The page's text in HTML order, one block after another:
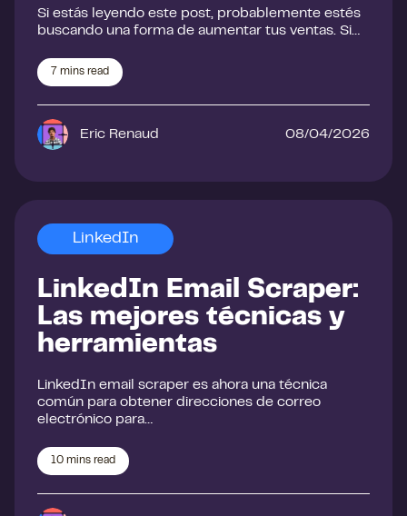
Si estás leyendo este post, probablemente estés
buscando una forma de aumentar tus ventas. Si…
7 mins read
Eric Renaud 08/04/2026
LinkedIn
LinkedIn Email Scraper:
Las mejores técnicas y
herramientas
LinkedIn email scraper es ahora una técnica
común para obtener direcciones de correo
electrónico para…
10 mins read